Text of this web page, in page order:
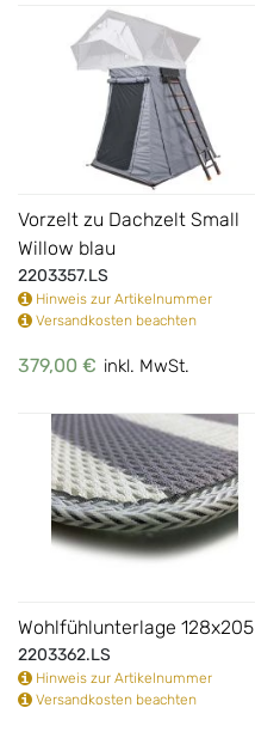
Vorzelt zu Dachzelt Small
Willow blau
2203357.LS
Hinweis zur Artikelnummer
Versandkosten beachten
379,00 € inkl. MwSt.
Wohlfühlunterlage 128x205
2203362.LS
Hinweis zur Artikelnummer
Versandkosten beachten